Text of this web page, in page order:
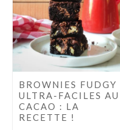
BROWNIES FUDGY
ULTRA-FACILES AU
CACAO : LA
RECETTE !